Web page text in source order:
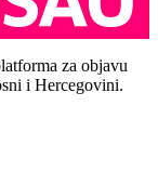
za objavu
i Hercegovini.